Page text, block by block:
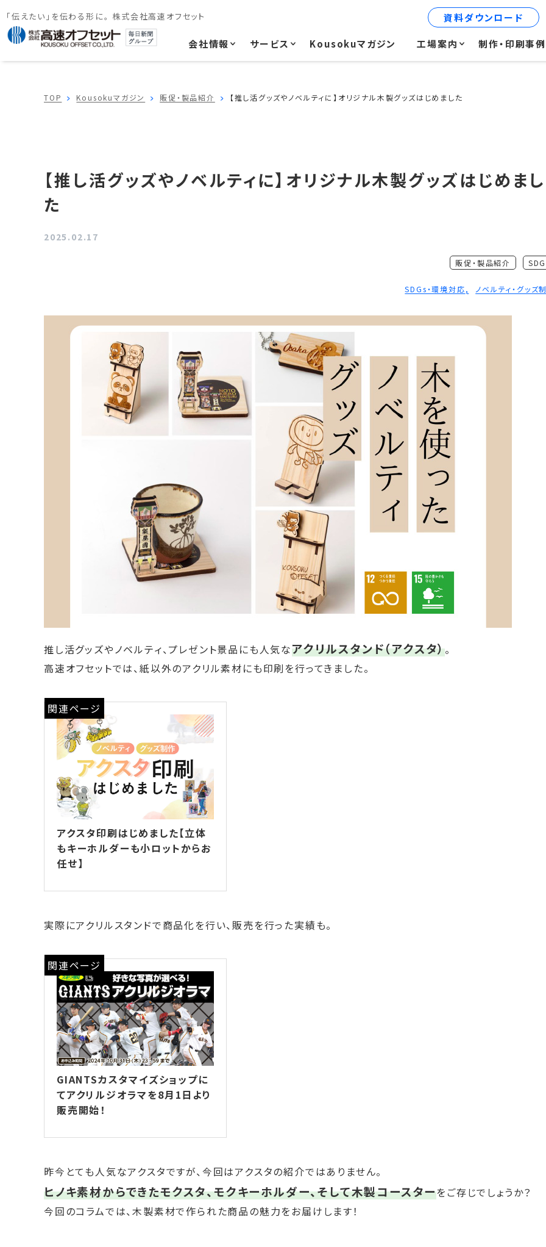
「伝えたい」を伝わる形に。 株式会社高速オフセット
会社情報 サービス Kousokuマガジン 工場案内 制作・印刷事例
資料ダウンロード
TOP Kousokuマガジン 販促・製品紹介 【推し活グッズやノベルティに】オリジナル木製グッズはじめました
【推し活グッズやノベルティに】オリジナル木製グッズはじめまし
た
2025.02.17
販促・製品紹介
SDGs・環境対応 ノベルティ・グッズ
推し活グッズやノベルティ、プレゼント景品にも人気なアクリルスタンド（アクスタ）。
高速オフセットでは、紙以外のアクリル素材にも印刷を行ってきました。
関連ページ
アクスタ印刷はじめました【立体
もキーホルダーも小ロットからお
任せ】
実際にアクリルスタンドで商品化を行い、販売を行った実績も。
関連ページ
GIANTSカスタマイズショップに
てアクリルジオラマを8月1日より
販売開始！
昨今とても人気なアクスタですが、今回はアクスタの紹介ではありません。
ヒノキ素材からできたモクスタ、モクキーホルダー、そして木製コースターをご存じでしょうか？
今回のコラムでは、木製素材で作られた商品の魅力をお届けします！